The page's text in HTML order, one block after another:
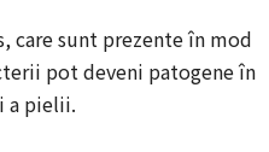
care sunt prezente în mod
pot deveni patogene în
a pielii.